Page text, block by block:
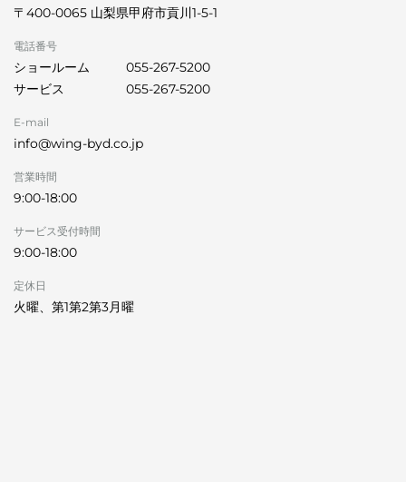
〒400-0065 山梨県甲府市貢川1-5-1
電話番号
ショールーム
055-267-5200
サービス
055-267-5200
E-mail
info@wing-byd.co.jp
営業時間
9:00-18:00
サービス受付時間
9:00-18:00
定休日
火曜、第1第2第3月曜